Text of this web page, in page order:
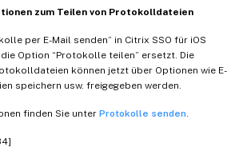
zum Teilen von Protokolldateien
per E-Mail senden” in Citrix SSO für iOS
Option “Protokolle teilen” ersetzt. Die
können jetzt über Optionen wie E-
speichern usw. freigegeben werden.
finden Sie unter Protokolle senden